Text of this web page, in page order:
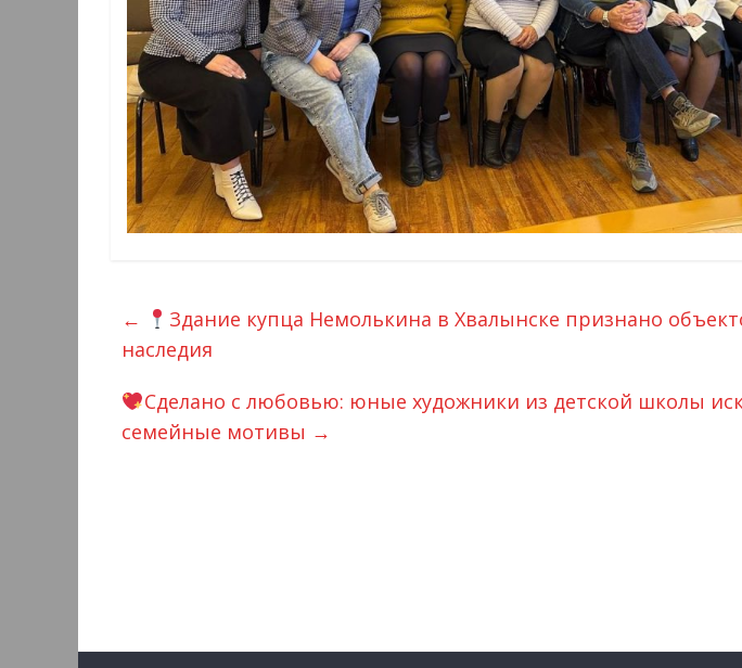
←
Здание купца Немолькина в Хвалынске признано
наследия
Сделано с любовью: юные художники из детской школы
семейные мотивы →